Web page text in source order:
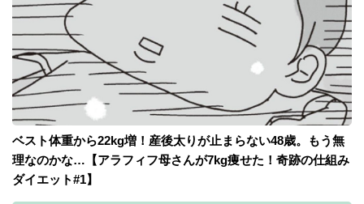
ベスト体重から22kg増！産後太りが止まらない48歳。もう無
理なのかな…【アラフィフ母さんが7kg痩せた！奇跡の仕組み
ダイエット#1】